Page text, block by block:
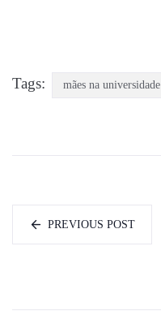
Tags: mães na universidade
PREVIOUS POST